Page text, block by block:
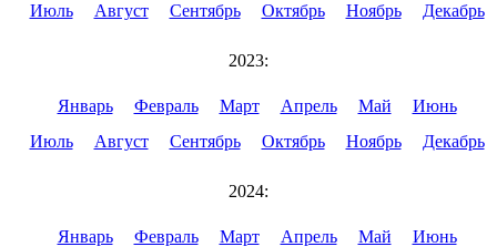
Июль
Август Сентябрь Октябрь Ноябрь Декабрь
2023:
Январь Февраль Март Апрель Май
Июнь
Июль
Август Сентябрь Октябрь Ноябрь Декабрь
2024:
Январь Февраль Март Апрель Май
Июнь